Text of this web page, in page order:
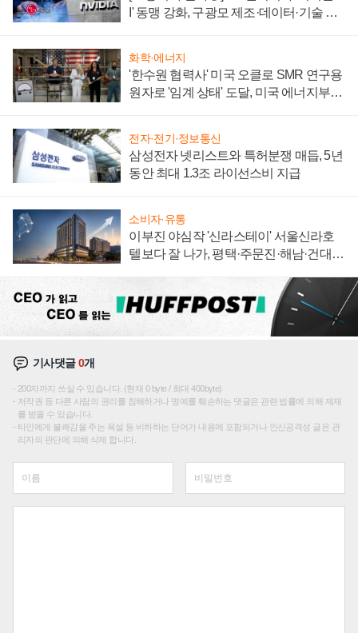
I' 동맹 강화, 구광모 제조·데이터·기술 결
화학·에너지
'한수원 협력사' 미국 오클로 SMR 연구용
원자로 '임계 상태' 도달, 미국 에너지부
전자·전기·정보통신
삼성전자 넷리스트와 특허분쟁 매듭, 5년
동안 최대 1.3조 라이선스비 지급
소비자·유통
이부진 야심작 '신라스테이' 서울신라호
텔보다 잘 나가, 평택·주문진·해남·건대로
기사댓글0개
200자까지 쓰실 수 있습니다. (현재 0 byte / 최대 400byte)
저작권 등 다른 사람의 권리를 침해하거나 명예를 훼손하는 댓글은 관련 법률에 의해 제재
를 받을 수 있습니다.
타인에게 불쾌감을 주는 욕설 등 비하하는 단어가 내용에 포함되거나 인신공격성 글은 관
리자의 판단에 의해 삭제 합니다.